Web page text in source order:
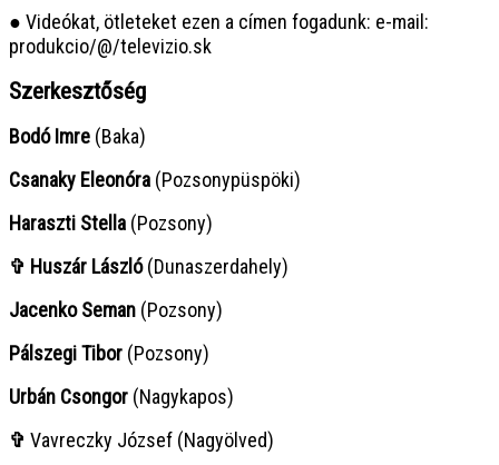
● Videókat, ötleteket ezen a címen fogadunk: e-mail:
produkcio/@/televizio.sk
Szerkesztőség
Bodó Imre (Baka)
Csanaky Eleonóra (Pozsonypüspöki)
Haraszti Stella (Pozsony)
✞ Huszár László(Dunaszerdahely)
Jacenko Seman (Pozsony)
Pálszegi Tibor (Pozsony)
Urbán Csongor (Nagykapos)
✞ Vavreczky József (Nagyölved)